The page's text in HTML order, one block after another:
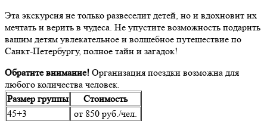
Эта экскурсия не только развеселит детей, но и вдохновит их
мечтать и верить в чудеса. Не упустите возможность подарить
вашим детям увлекательное и волшебное путешествие по
Санкт-Петербургу, полное тайн и загадок!
Обратите внимание! Организация поездки возможна для
любого количества человек.
Размер группы
Стоимость
45+3
от 850 руб./чел.